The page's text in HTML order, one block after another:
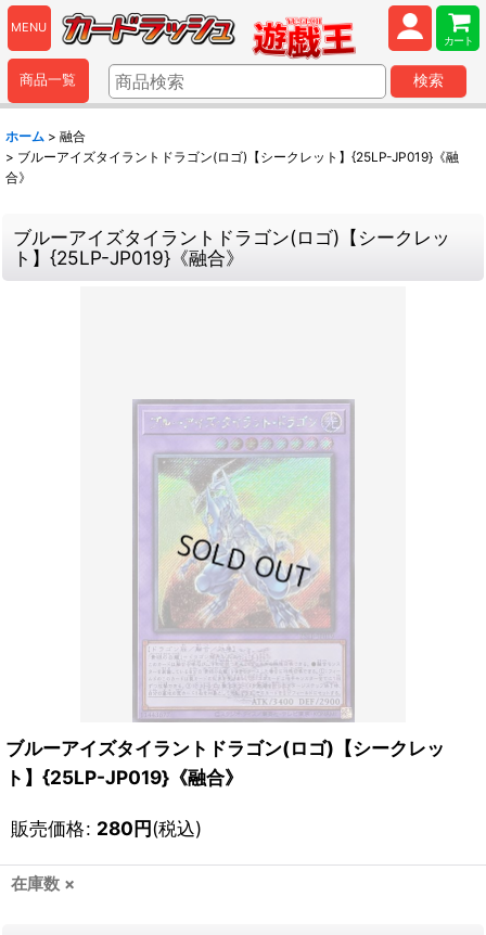
MENU
カート
商品一覧 検索
ホーム > 融合
> ブルーアイズタイラントドラゴン(ロゴ)【シークレット】{25LP-JP019}《融
合》
ブルーアイズタイラントドラゴン(ロゴ)【シークレッ
ト】{25LP-JP019}《融合》
ブルーアイズタイラントドラゴン(ロゴ)【シークレッ
ト】{25LP-JP019}《融合》
販売価格: 280円(税込)
在庫数 ×